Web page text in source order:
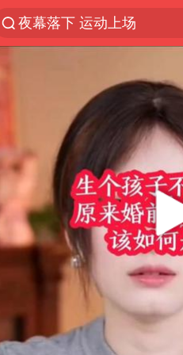
夜幕落下 运动上场
四川宜宾市高县发生4.9
佛山通报笔试前13被淘汰
97岁英国奶奶飞上天再破
27岁女子组织卖淫集团被
泰国校园枪击案死亡人数
泸溪河：桃酥吃出金属牙
美国将对多晶硅衍生品加
改名后的“青海拉面”店
女子开一天一夜空调后二
泰高官回应中国人在泰遭